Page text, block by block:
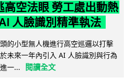
高空法眼 勞工處出動熱
人臉識別精準執法
的小型無人機進行高空巡邏以打擊
未來一年內引入 AI 人臉識別與行為
一...
閱讀全文